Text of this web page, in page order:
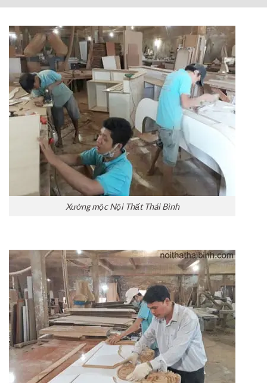
Xưởng mộc Nội Thất Thái Bình